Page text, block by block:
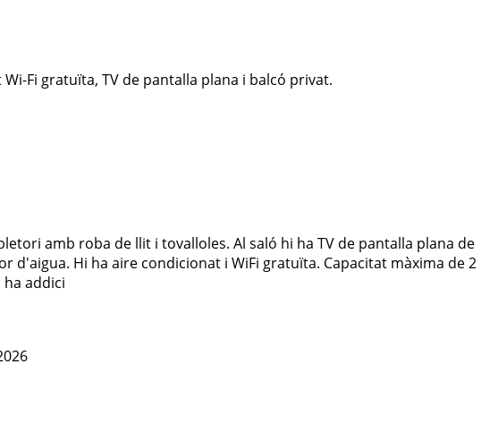
Fi gratuïta, TV de pantalla plana i balcó privat.
amb roba de llit i tovalloles. Al saló hi ha TV de pantalla plana de
Hi ha aire condicionat i WiFi gratuïta. Capacitat màxima de 2
addici